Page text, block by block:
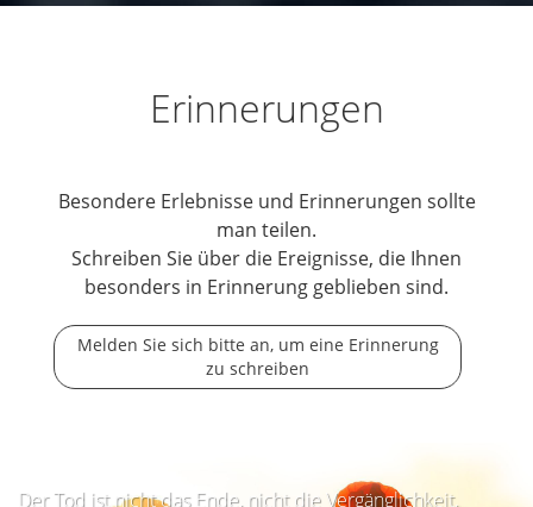
Erinnerungen
Besondere Erlebnisse und Erinnerungen sollte
man teilen.
Schreiben Sie über die Ereignisse, die Ihnen
besonders in Erinnerung geblieben sind.
Melden Sie sich bitte an, um eine Erinnerung
zu schreiben
Der Tod ist nicht das Ende, nicht die Vergänglichkeit,